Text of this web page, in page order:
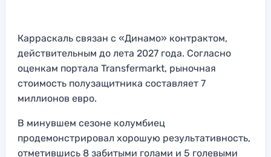
Карраскаль связан с «Динамо» контрактом,
действительным до лета 2027 года. Согласно
оценкам портала Transfermarkt, рыночная
стоимость полузащитника составляет 7
миллионов евро.
В минувшем сезоне колумбиец
продемонстрировал хорошую результативность,
отметившись 8 забитыми голами и 5 голевыми